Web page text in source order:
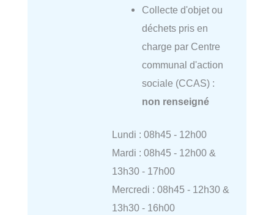
Collecte d'objet ou
déchets pris en
charge par Centre
communal d'action
sociale (CCAS) :
non renseigné
Lundi : 08h45 - 12h00
Mardi : 08h45 - 12h00 &
13h30 - 17h00
Mercredi : 08h45 - 12h30 &
13h30 - 16h00